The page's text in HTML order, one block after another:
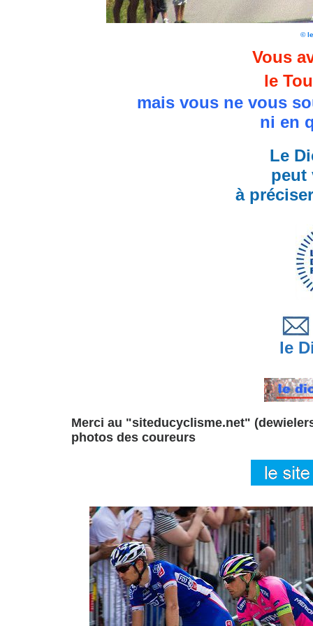
©
Vous
le
mais vous ne vous
ni en
Le
peut
à
le
Merci au "siteducyclisme.net"
photos des coureurs